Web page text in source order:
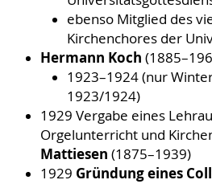
ebenso Mitglied des
Kirchenchores der
Hermann Koch
1923–1924 (nur
1923/1924)
1929 Vergabe eines
Orgelunterricht und
Mattiesen (1875–1939)
1929 Gründung eines